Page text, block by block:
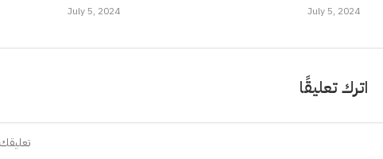
July 5, 2024 July 5, 2024
اترك تعليقًا